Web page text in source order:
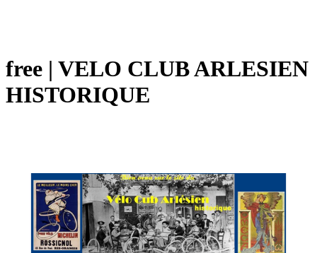
free | VELO CLUB ARLESIEN
HISTORIQUE